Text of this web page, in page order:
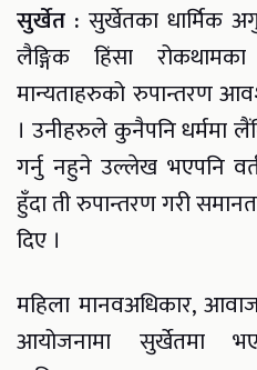
सुर्खेत : सुर्खेतका धार्मिक
लैङ्गिक हिंसा
मान्यताहरुको रुपान्तरण
। उनीहरुले कुनैपनि धर्ममा
गर्नु नहुने उल्लेख भएपनि
हुँदा ती रुपान्तरण गरी
दिए ।
महिला मानवअधिकार,
आयोजनामा सुर्खेतमा